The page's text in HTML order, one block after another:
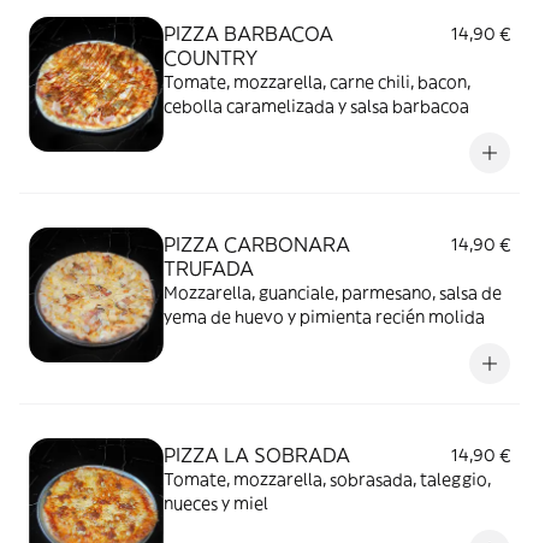
PIZZA BARBACOA
COUNTRY
14,90 €
Tomate, mozzarella, carne chili, bacon,
cebolla caramelizada y salsa barbacoa
PIZZA CARBONARA
TRUFADA
14,90 €
Mozzarella, guanciale, parmesano, salsa de
yema de huevo y pimienta recién molida
PIZZA LA SOBRADA
14,90 €
Tomate, mozzarella, sobrasada, taleggio,
nueces y miel